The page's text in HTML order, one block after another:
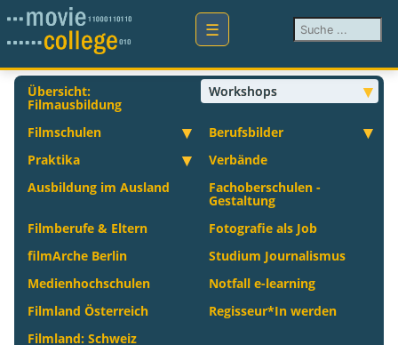
Suchen ...
Übersicht:
Filmausbildung
Workshops
Filmschulen
Berufsbilder
Praktika
Verbände
Ausbildung im Ausland
Fachoberschulen -
Gestaltung
Filmberufe & Eltern
Fotografie als Job
filmArche Berlin
Studium Journalismus
Medienhochschulen
Notfall e-learning
Filmland Österreich
Regisseur*In werden
Filmland: Schweiz